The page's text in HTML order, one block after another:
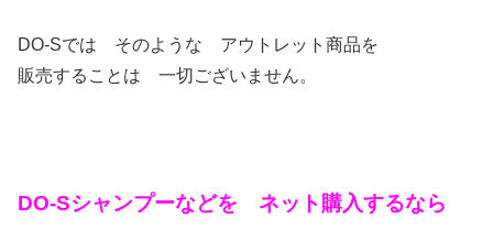
DO-Sでは そのような アウトレット商品を
販売することは 一切ございません。
DO-Sシャンプーなどを ネット購入するなら